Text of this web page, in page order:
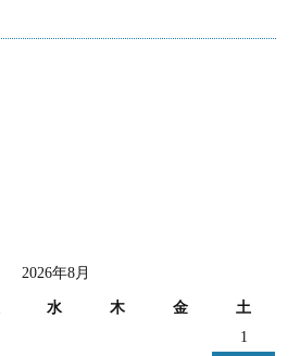
2026年8月
水 木 金 土
1